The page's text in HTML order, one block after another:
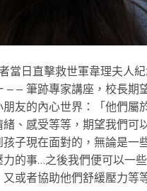
當日直擊救世軍韋理夫人
—— 筆跡專家講座，校長期
友的內心世界：「他們屬
、感受等等，期望我們可
子現在面對的，無論是一
的事…之後我們便可以一
或者協助他們舒緩壓力等等